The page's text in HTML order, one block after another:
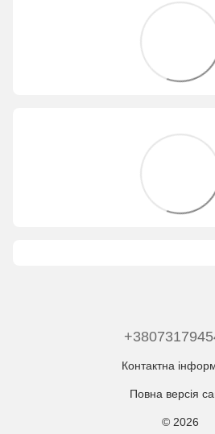
Контактна
Повна версія
© 2026